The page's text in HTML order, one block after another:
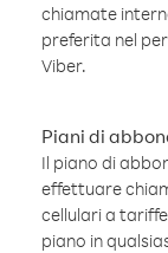
chiamate
preferita nel
Viber.
Piani di
Il piano di
effettuare
cellulari a
piano in